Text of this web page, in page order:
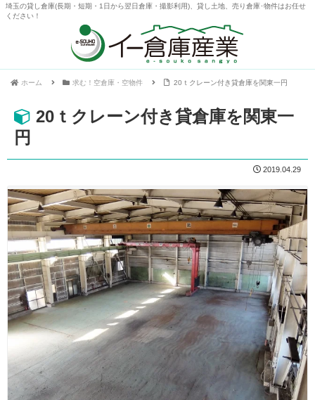
埼玉の貸し倉庫(長期・短期・1日から翌日倉庫・撮影利用)、貸し土地、売り倉庫･物件はお任せ
ください！
ホーム 求む！空倉庫・空物件 20ｔクレーン付き貸倉庫を関東一円
20ｔクレーン付き貸倉庫を関東一
円
2019.04.29